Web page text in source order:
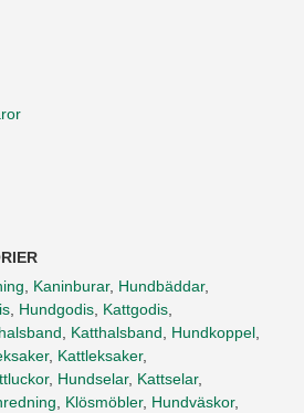
, Kaninburar, Hundbäddar,
, Hundgodis, Kattgodis,
, Katthalsband, Hundkoppel,
, Kattleksaker,
, Hundselar, Kattselar,
, Klösmöbler, Hundväskor,